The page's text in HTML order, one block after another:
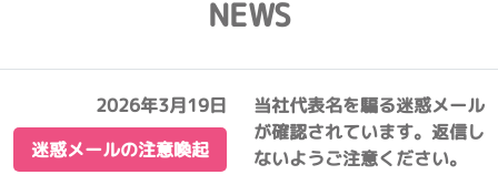
NEWS
2026年3月19日
迷惑メールの注意喚起
当社代表名を騙る迷惑メール
が確認されています。返信し
ないようご注意ください。